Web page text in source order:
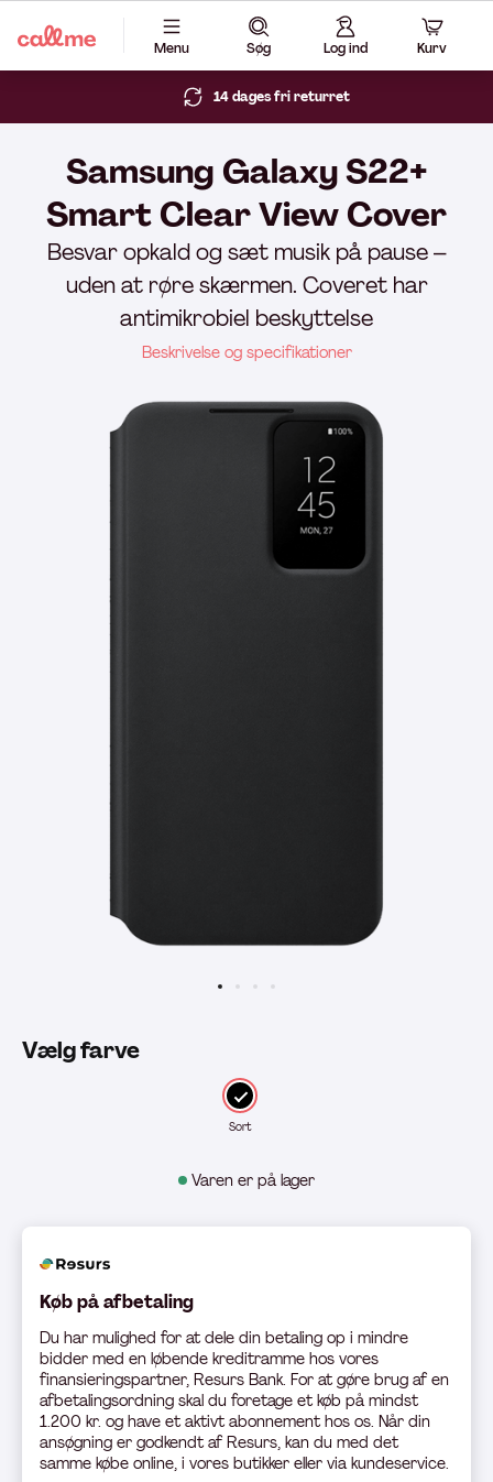
Menu Søg Log ind Kurv
14 dages fri returret
Varen er på lager
Samsung Galaxy S22+
Smart Clear View Cover
Besvar opkald og sæt musik på pause –
uden at røre skærmen. Coveret har
antimikrobiel beskyttelse
Beskrivelse og specifikationer
Vælg farve
Sort
Køb på afbetaling
Du har mulighed for at dele din betaling op i mindre
bidder med en løbende kreditramme hos vores
finansieringspartner, Resurs Bank. For at gøre brug af en
afbetalingsordning skal du foretage et køb på mindst
1.200 kr. og have et aktivt abonnement hos os. Når din
ansøgning er godkendt af Resurs, kan du med det
samme købe online, i vores butikker eller via kundeservice.